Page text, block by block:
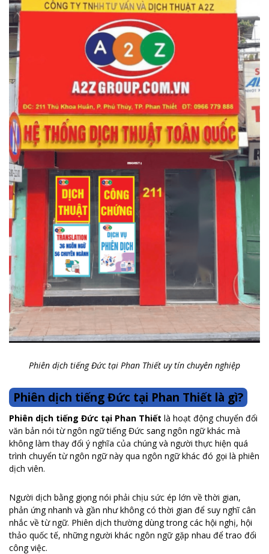
Phiên dịch tiếng Đức tại Phan Thiết uy tín chuyên nghiệp
Phiên dịch tiếng Đức tại Phan Thiết là gì?
Phiên dịch tiếng Đức tại Phan Thiết là hoạt động chuyển đổi
văn bản nói từ ngôn ngữ tiếng Đức sang ngôn ngữ khác mà
không làm thay đổi ý nghĩa của chúng và người thực hiện quá
trình chuyển từ ngôn ngữ này qua ngôn ngữ khác đó gọi là phiên
dịch viên.
Người dịch bằng giọng nói phải chịu sức ép lớn về thời gian,
phản ứng nhanh và gần như không có thời gian để suy nghĩ cân
nhắc về từ ngữ. Phiên dịch thường dùng trong các hội nghị, hội
thảo quốc tế, những người khác ngôn ngữ gặp nhau để trao đổi
công việc.